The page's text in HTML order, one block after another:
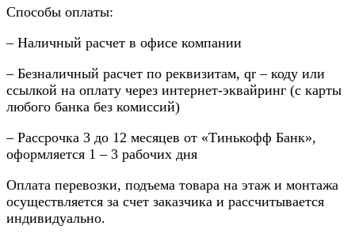
Способы оплаты:
– Наличный расчет в офисе компании
– Безналичный расчет по реквизитам, qr – коду или
ссылкой на оплату через интернет-эквайринг (с карты
любого банка без комиссий)
– Рассрочка 3 до 12 месяцев от «Тинькофф Банк»,
оформляется 1 – 3 рабочих дня
Оплата перевозки, подъема товара на этаж и монтажа
осуществляется за счет заказчика и рассчитывается
индивидуально.